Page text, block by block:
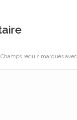
requis marqués avec